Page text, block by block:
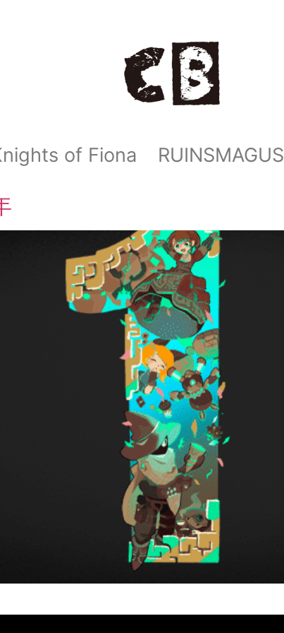
of Fiona RUINSMAGUS